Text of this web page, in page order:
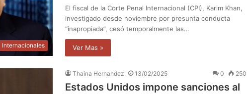
Internacionales
El fiscal de la Corte Penal Internacional (CPI), Karim Khan,
investigado desde noviembre por presunta conducta
“inapropiada”, cesó temporalmente las…
Ver Mas »
Thaina Hernandez 13/02/2025 0 250
Estados Unidos impone sanciones al